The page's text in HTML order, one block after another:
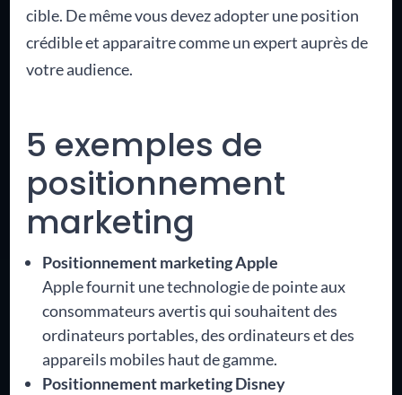
cible. De même vous devez adopter une position
crédible et apparaitre comme un expert auprès de
votre audience.
5 exemples de
positionnement
marketing
Positionnement marketing Apple
Apple fournit une technologie de pointe aux
consommateurs avertis qui souhaitent des
ordinateurs portables, des ordinateurs et des
appareils mobiles haut de gamme.
Positionnement marketing Disney